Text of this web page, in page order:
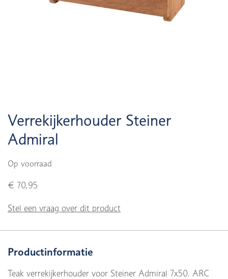
Verrekijkerhouder Steiner
Admiral
Op voorraad
€ 70,95
Stel een vraag over dit product
Productinformatie
Teak verrekijkerhouder voor Steiner Admiral 7x50. ARC